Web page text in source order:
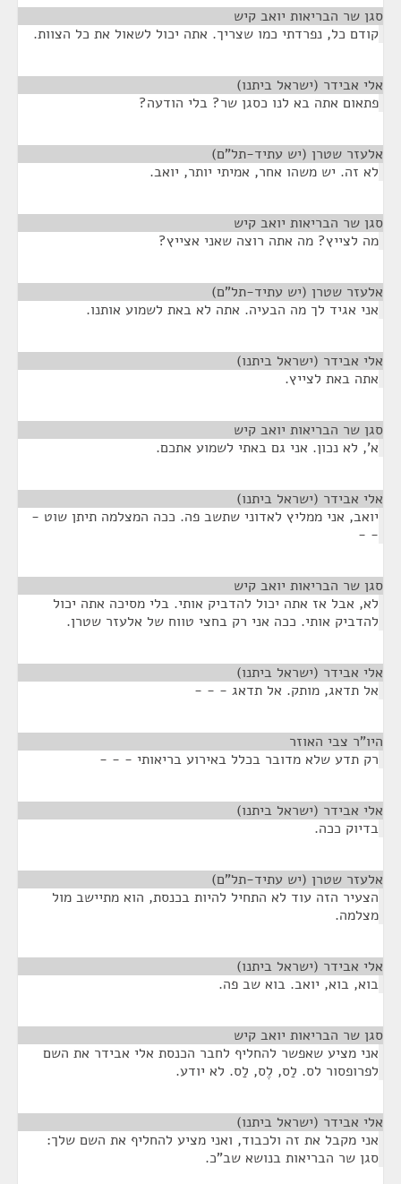
סגן שר הבריאות יואב קיש
קודם כל, נפרדתי כמו שצריך. אתה יכול לשאול את כל הצוות.
אלי אבידר (ישראל ביתנו)
פתאום אתה בא לנו כסגן שר? בלי הודעה?
אלעזר שטרן (יש עתיד-תל"ם)
לא זה. יש משהו אחר, אמיתי יותר, יואב.
סגן שר הבריאות יואב קיש
מה לצייץ? מה אתה רוצה שאני אצייץ?
אלעזר שטרן (יש עתיד-תל"ם)
אני אגיד לך מה הבעיה. אתה לא באת לשמוע אותנו.
אלי אבידר (ישראל ביתנו)
אתה באת לצייץ.
סגן שר הבריאות יואב קיש
א', לא נכון. אני גם באתי לשמוע אתכם.
אלי אבידר (ישראל ביתנו)
יואב, אני ממליץ לאדוני שתשב פה. ככה המצלמה תיתן שוט -
- -
סגן שר הבריאות יואב קיש
לא, אבל אז אתה יכול להדביק אותי. בלי מסיכה אתה יכול
להדביק אותי. ככה אני רק בחצי טווח של אלעזר שטרן.
אלי אבידר (ישראל ביתנו)
אל תדאג, מותק. אל תדאג - - -
היו"ר צבי האוזר
רק תדע שלא מדובר בכלל באירוע בריאותי - - -
אלי אבידר (ישראל ביתנו)
בדיוק ככה.
אלעזר שטרן (יש עתיד-תל"ם)
הצעיר הזה עוד לא התחיל להיות בכנסת, הוא מתיישב מול
מצלמה.
אלי אבידר (ישראל ביתנו)
בוא, בוא, יואב. בוא שב פה.
סגן שר הבריאות יואב קיש
אני מציע שאפשר להחליף לחבר הכנסת אלי אבידר את השם
לפרופסור לס. לַס, לֶס, לַס. לא יודע.
אלי אבידר (ישראל ביתנו)
אני מקבל את זה ולכבוד, ואני מציע להחליף את השם שלך:
סגן שר הבריאות בנושא שב"כ.